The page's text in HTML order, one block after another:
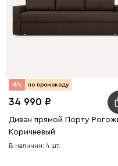
-8% по промокоду
34 990
Диван прямой Порту
Коричневый
В наличии: 4 шт.